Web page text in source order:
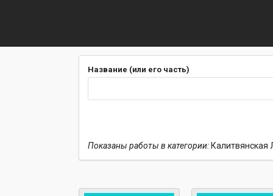
Название (или его часть)
Показаны работы в категории:Калитвянская